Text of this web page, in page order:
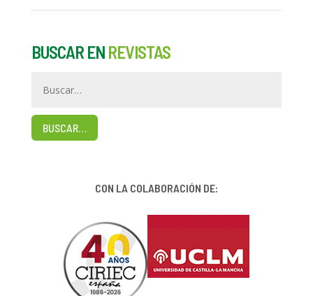
BUSCAR EN REVISTAS
BUSCAR…
CON LA COLABORACIÓN DE: